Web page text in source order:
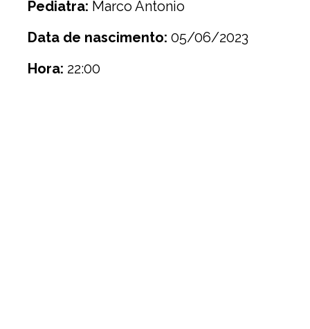
Pediatra: Marco Antonio
Data de nascimento: 05/06/2023
Hora: 22:00